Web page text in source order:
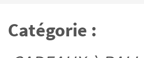
Catégorie :